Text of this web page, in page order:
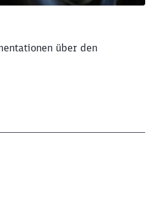
über den